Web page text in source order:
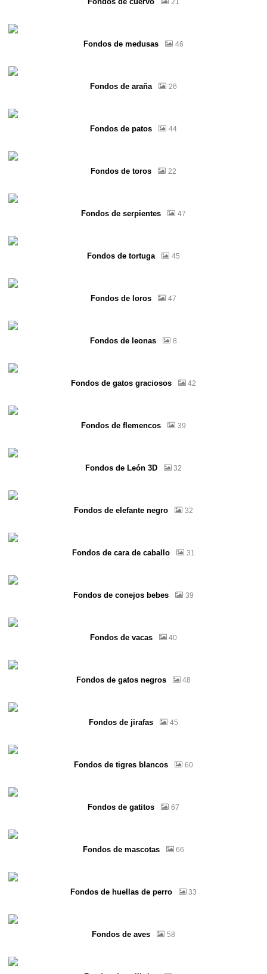
21
Fondos de medusas 46
Fondos de araña 26
Fondos de patos 44
Fondos de toros 22
Fondos de serpientes 47
Fondos de tortuga 45
Fondos de loros 47
Fondos de leonas 8
Fondos de gatos graciosos 42
Fondos de flemencos 39
Fondos de León 3D 32
Fondos de elefante negro 32
Fondos de cara de caballo 31
Fondos de conejos bebes 39
Fondos de vacas 40
Fondos de gatos negros 48
Fondos de jirafas 45
Fondos de tigres blancos 60
Fondos de gatitos 67
Fondos de mascotas 66
Fondos de huellas de perro 33
Fondos de aves 58